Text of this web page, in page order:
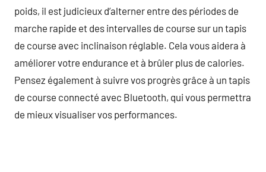
poids, il est judicieux d’alterner entre des périodes de
marche rapide et des intervalles de course sur un tapis
de course avec inclinaison réglable. Cela vous aidera à
améliorer votre endurance et à brûler plus de calories.
Pensez également à suivre vos progrès grâce à un tapis
de course connecté avec Bluetooth, qui vous permettra
de mieux visualiser vos performances.